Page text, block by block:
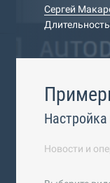
Сергей
Новости и